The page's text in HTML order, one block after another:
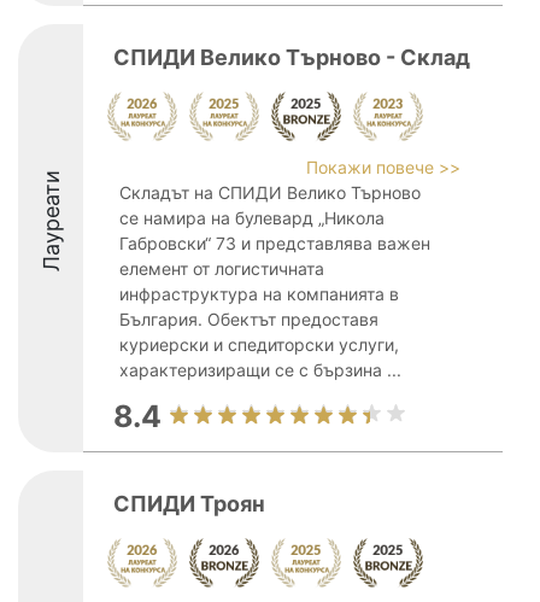
Лауреати
СПИДИ Велико Търново - Склад
Покажи повече >>
Складът на СПИДИ Велико Търново
се намира на булевард „Никола
Габровски“ 73 и представлява важен
елемент от логистичната
инфраструктура на компанията в
България. Обектът предоставя
куриерски и спедиторски услуги,
характеризиращи се с бързина ...
8.4
СПИДИ Троян